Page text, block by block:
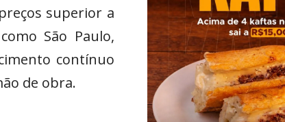
superior a
São Paulo,
contínuo
de obra.